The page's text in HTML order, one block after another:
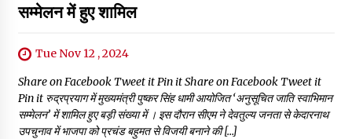
सम्मेलन में हुए शामिल
Tue Nov 12 , 2024
Share on Facebook Tweet it Pin it Share on Facebook Tweet it
Pin it रुद्रप्रयाग में मुख्यमंत्री पुष्कर सिंह धामी आयोजित ‘अनुसूचित जाति स्वाभिमान
सम्मेलन’ में शामिल हुए बड़ी संख्या में । इस दौरान सीएम ने देवतुल्य जनता से केदारनाथ
उपचुनाव में भाजपा को प्रचंड बहुमत से विजयी बनाने की […]